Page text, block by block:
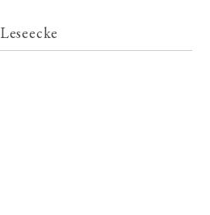
Leseecke